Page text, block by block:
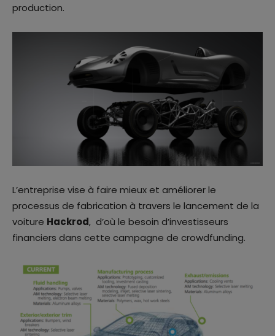
production.
L’entreprise vise à faire mieux et améliorer le
processus de fabrication à travers le lancement de la
voiture Hackrod, d’où le besoin d’investisseurs
financiers dans cette campagne de crowdfunding.